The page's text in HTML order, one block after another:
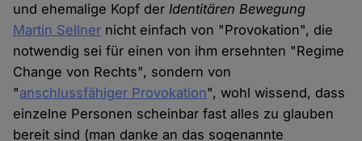
und ehemalige Kopf derIdentitären Bewegung
Martin Sellner nicht einfach von "Provokation", die
notwendig sei für einen von ihm ersehnten "Regime
Change von Rechts", sondern von
"anschlussfähiger Provokation", wohl wissend, dass
einzelne Personen scheinbar fast alles zu glauben
bereit sind (man danke an das sogenannte